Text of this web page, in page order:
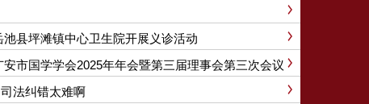
县坪滩镇中心卫生院开展义诊活动
市国学学会2025年年会暨第三届理事会第三次会议
法纠错太难啊